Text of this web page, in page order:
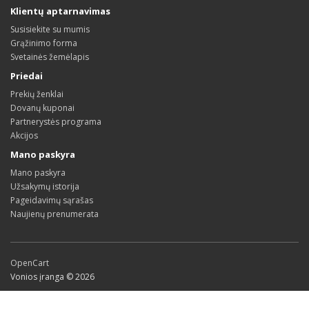
Klientų aptarnavimas
Susisiekite su mumis
Grąžinimo forma
Svetainės žemėlapis
Priedai
Prekių ženklai
Dovanų kuponai
Partnerystės programa
Akcijos
Mano paskyra
Mano paskyra
Užsakymų istorija
Pageidavimų sąrašas
Naujienų prenumerata
OpenCart
Vonios įranga © 2026